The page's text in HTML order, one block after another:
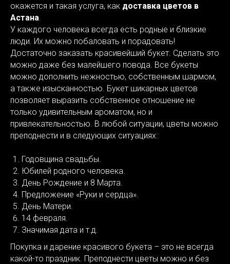
окажется и такая услуга, как доставка цветов в
Астана.
У каждого человека всегда есть родные и близкие
люди. Их можно побаловать и порадовать!
Достаточно заказать красивейший букет. Сделать это
можно даже без малейшего повода. Все букеты
можно дополнить нежностью, собственным шармом,
а также изысканностью. Букет шикарных цветов
позволяет выразить собственное отношение не
только удивительным ароматом, но и
привлекательностью. В любой ситуации, цветы можно
преподнести и в следующих ситуациях:
Годовщина свадьбы.
Юбилей родного человека.
День Рождение и 8 Марта.
Предложение «Руки и сердца».
День Матери.
14 февраля.
Значимая дата и т.д.
Покупка и дарение красивого букета – это не всегда
какой-то праздник. Преподнести цветы можно и без